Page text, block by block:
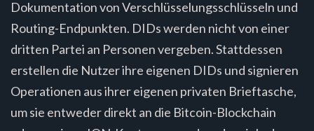
Dokumentation von Verschlüsselungsschlüsseln und
Routing-Endpunkten. DIDs werden nicht von einer
dritten Partei an Personen vergeben. Stattdessen
erstellen die Nutzer ihre eigenen DIDs und signieren
Operationen aus ihrer eigenen privaten Brieftasche,
um sie entweder direkt an die Bitcoin-Blockchain